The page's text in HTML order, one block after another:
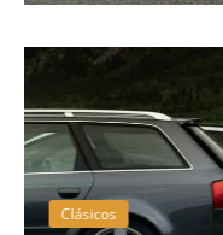
Clásicos